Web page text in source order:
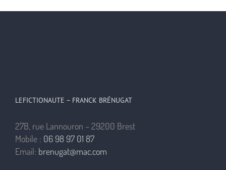
LEFICTIONAUTE – FRANCK BRÉNUGAT
27B, rue Lannouron – 29200 Brest
Mobile : 06 98 97 01 87
Email: brenugat@mac.com